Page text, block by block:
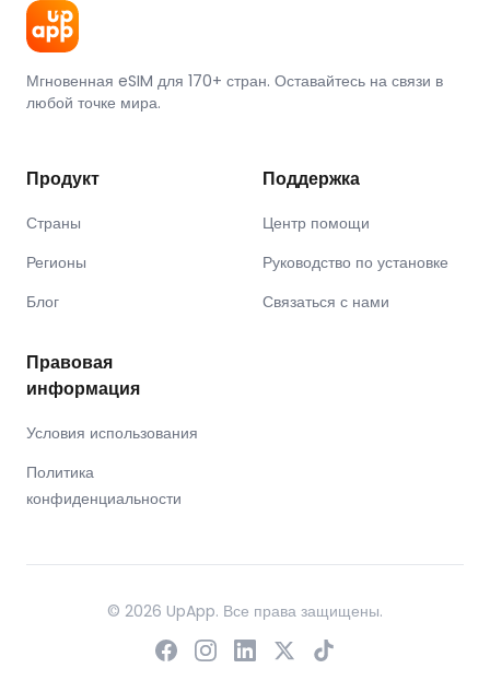
Мгновенная eSIM для 170+ стран. Оставайтесь на связи в
любой точке мира.
Продукт
Страны
Регионы
Блог
Поддержка
Центр помощи
Руководство по установке
Связаться с нами
Правовая
информация
Условия использования
Политика
конфиденциальности
© 2026 UpApp. Все права защищены.